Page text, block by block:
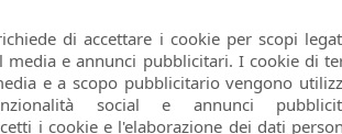
BIOFORT
Prezzo
base
23,30 €Prezzo
18,64 € favorite_border
di accettare i cookie per scopi
media e annunci pubblicitari. I cookie di
e a scopo pubblicitario vengono
social e annunci
i cookie e l'elaborazione dei dati